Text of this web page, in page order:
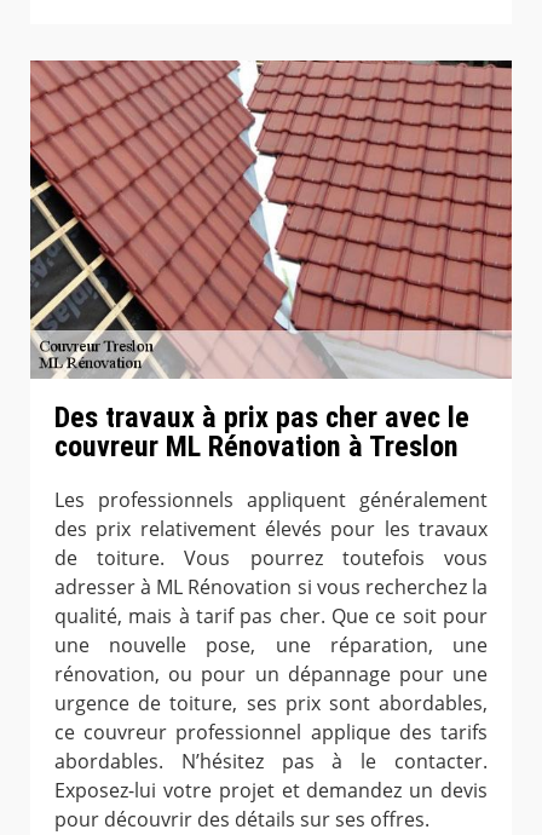
Des travaux à prix pas cher avec le
couvreur ML Rénovation à Treslon
Les professionnels appliquent généralement
des prix relativement élevés pour les travaux
de toiture. Vous pourrez toutefois vous
adresser à ML Rénovation si vous recherchez la
qualité, mais à tarif pas cher. Que ce soit pour
une nouvelle pose, une réparation, une
rénovation, ou pour un dépannage pour une
urgence de toiture, ses prix sont abordables,
ce couvreur professionnel applique des tarifs
abordables. N’hésitez pas à le contacter.
Exposez-lui votre projet et demandez un devis
pour découvrir des détails sur ses offres.